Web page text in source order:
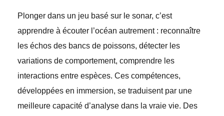
Plonger dans un jeu basé sur le sonar, c’est
apprendre à écouter l’océan autrement : reconnaître
les échos des bancs de poissons, détecter les
variations de comportement, comprendre les
interactions entre espèces. Ces compétences,
développées en immersion, se traduisent par une
meilleure capacité d’analyse dans la vraie vie. Des